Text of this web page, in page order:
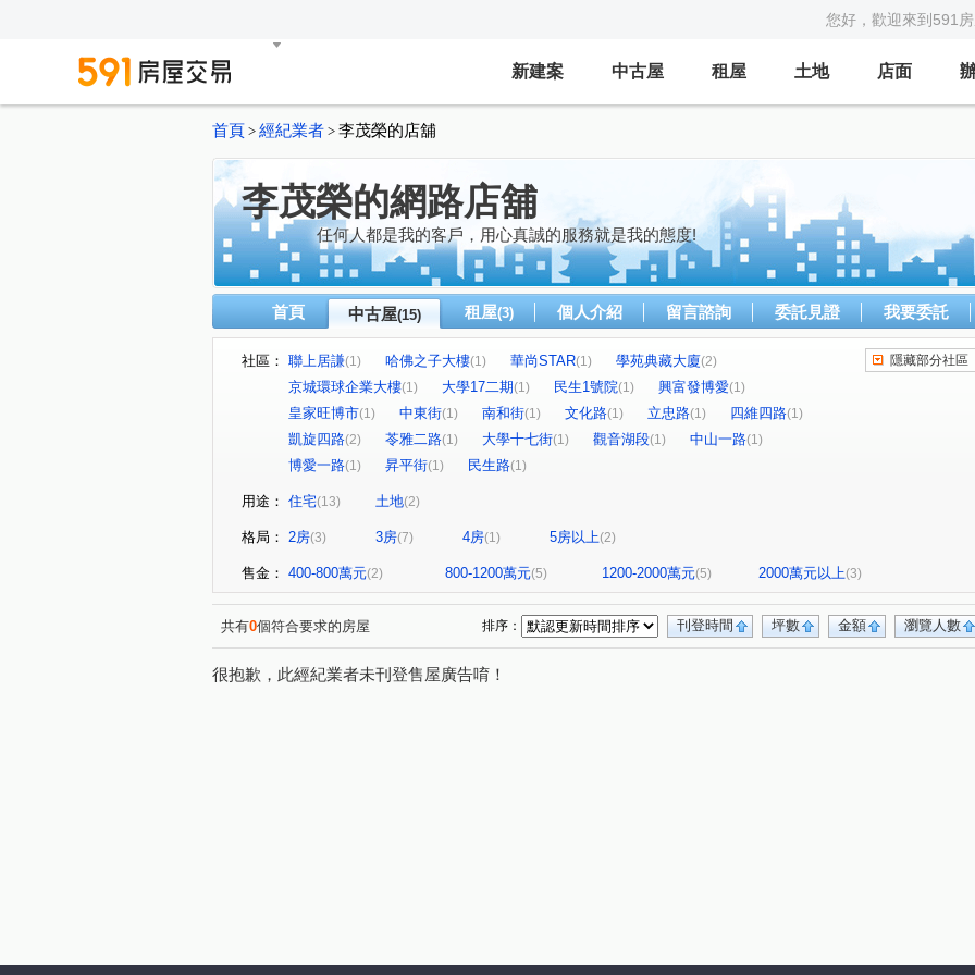
您好，歡迎來到591
新建案 中古屋 租屋 土地 店面
首頁 > 經紀業者 > 李茂榮的店舖
李茂榮的網路店舖
任何人都是我的客戶，用心真誠的服務就是我的態度!
首頁 中古屋(15) 租屋(3) 個人介紹 留言諮詢 委託見證 我要委託
社區： 聯上居謙(1) 哈佛之子大樓(1) 華尚STAR(1) 學苑典藏大廈(2)
京城環球企業大樓(1) 大學17二期(1) 民生1號院(1) 興富發博愛(1)
皇家旺博市(1) 中東街(1) 南和街(1) 文化路(1) 立忠路(1) 四維四路(1)
凱旋四路(2) 苓雅二路(1) 大學十七街(1) 觀音湖段(1) 中山一路(1)
博愛一路(1) 昇平街(1) 民生路(1)
隱藏部分社區
用途： 住宅(13) 土地(2)
格局： 2房(3) 3房(7) 4房(1) 5房以上(2)
售金： 400-800萬元(2) 800-1200萬元(5) 1200-2000萬元(5) 2000萬元以上(3)
共有0個符合要求的房屋 瀏覽人數
金額
坪數
刊登時間
排序：
很抱歉，此經紀業者未刊登售屋廣告唷！